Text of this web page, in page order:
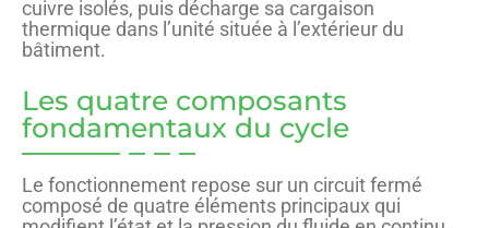
cuivre isolés, puis décharge sa cargaison
thermique dans l’unité située à l’extérieur du
bâtiment.
Les quatre composants
fondamentaux du cycle
Le fonctionnement repose sur un circuit fermé
composé de quatre éléments principaux qui